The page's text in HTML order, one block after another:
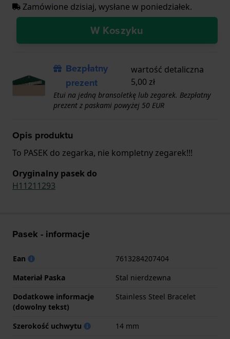
Zamówione dzisiaj, wysłane w poniedziałek.
W Koszyku
Bezpłatny
prezent
wartość detaliczna
5,00 zł
Etui na jedną bransoletkę lub zegarek. Bezpłatny
prezent z paskami powyżej 50 EUR
Opis produktu
To PASEK do zegarka, nie kompletny zegarek!!!
Oryginalny pasek do
H11211293
Pasek - informacje
Ean
7613284207404
Materiał Paska
Stal nierdzewna
Dodatkowe informacje
(dowolny tekst)
Stainless Steel Bracelet
Szerokość uchwytu
14 mm